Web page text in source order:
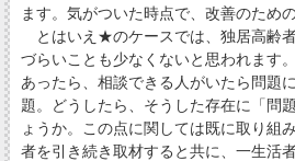
ます。気がついた時点で、改善のため
とはいえ★のケースでは、独居高齢
づらいことも少なくないと思われます
あったら、相談できる人がいたら問題
題。どうしたら、そうした存在に「問
ょうか。この点に関しては既に取り組
者を引き続き取材すると共に、一生活